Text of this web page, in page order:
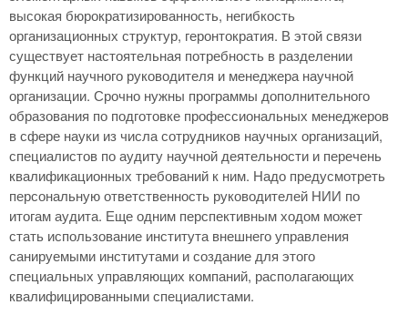
высокая бюрократизированность, негибкость
организационных структур, геронтократия. В этой связи
существует настоятельная потребность в разделении
функций научного руководителя и менеджера научной
организации. Срочно нужны программы дополнительного
образования по подготовке профессиональных менеджеров
в сфере науки из числа сотрудников научных организаций,
специалистов по аудиту научной деятельности и перечень
квалификационных требований к ним. Надо предусмотреть
персональную ответственность руководителей НИИ по
итогам аудита. Еще одним перспективным ходом может
стать использование института внешнего управления
санируемыми институтами и создание для этого
специальных управляющих компаний, располагающих
квалифицированными специалистами.